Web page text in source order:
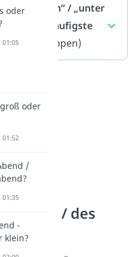
anderem“ / „unter
— häufigste
(ausklappen)
/ des
oder
oder
01:52
/
-
klein?